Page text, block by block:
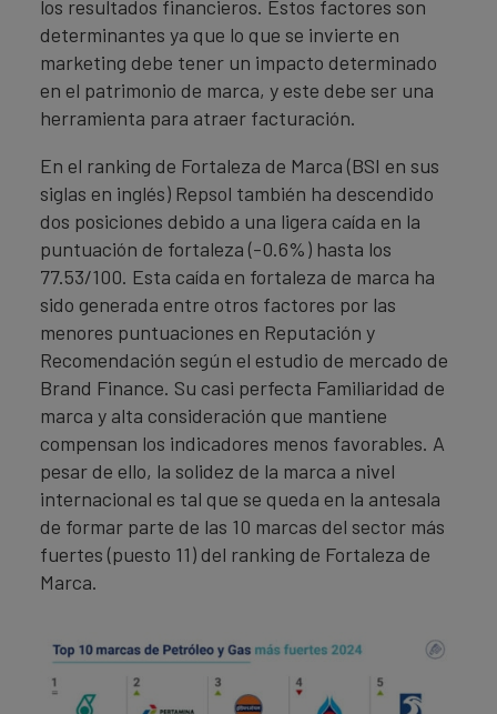
los resultados financieros. Estos factores son
determinantes ya que lo que se invierte en
marketing debe tener un impacto determinado
en el patrimonio de marca, y este debe ser una
herramienta para atraer facturación.
En el ranking de Fortaleza de Marca (BSI en sus
siglas en inglés) Repsol también ha descendido
dos posiciones debido a una ligera caída en la
puntuación de fortaleza (-0.6%) hasta los
77.53/100. Esta caída en fortaleza de marca ha
sido generada entre otros factores por las
menores puntuaciones en Reputación y
Recomendación según el estudio de mercado de
Brand Finance. Su casi perfecta Familiaridad de
marca y alta consideración que mantiene
compensan los indicadores menos favorables. A
pesar de ello, la solidez de la marca a nivel
internacional es tal que se queda en la antesala
de formar parte de las 10 marcas del sector más
fuertes (puesto 11) del ranking de Fortaleza de
Marca.